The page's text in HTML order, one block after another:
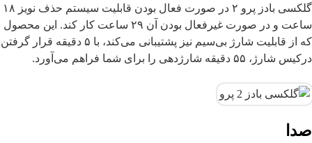
گلکسی بادز پرو ۲ در صورت فعال‌ بودن قابلیت سیستم حذف نویز ۱۸
ساعت و در صورت غیرفعال‌ بودن آن ۲۹ ساعت کار کند. این محصول
که از قابلیت شارژ بی‌سیم نیز پشتیبانی می‌کند، با ۵ دقیقه قرار گرفتن
درکیس شارژ، ۵۵ دقیقه شارژدهی را برای شما فراهم می‌آورد.
صدا